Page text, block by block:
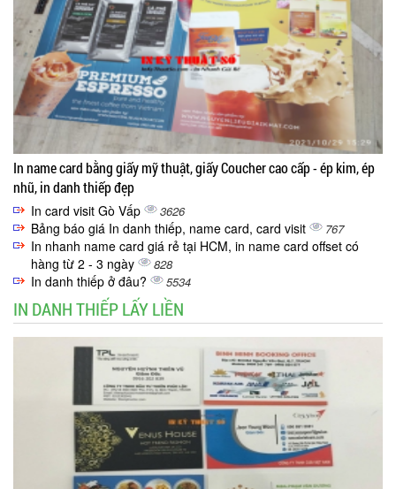
In name card bằng giấy mỹ thuật, giấy Coucher cao cấp - ép kim, ép
nhũ, in danh thiếp đẹp
In card visit Gò Vấp 3626
Bảng báo giá In danh thiếp, name card, card visit 767
In nhanh name card giá rẻ tại HCM, in name card offset có
hàng từ 2 - 3 ngày
828
In danh thiếp ở đâu? 5534
IN DANH THIẾP LẤY LIỀN